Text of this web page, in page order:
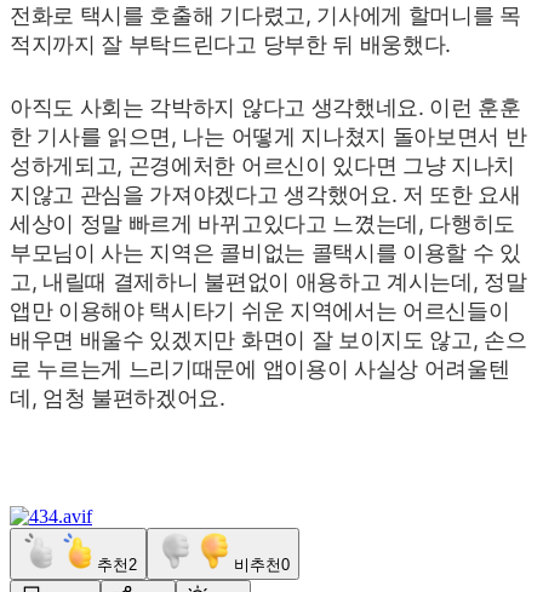
전화로 택시를 호출해 기다렸고, 기사에게 할머니를 목
적지까지 잘 부탁드린다고 당부한 뒤 배웅했다.
아직도 사회는 각박하지 않다고 생각했네요. 이런 훈훈
한 기사를 읽으면, 나는 어떻게 지나쳤지 돌아보면서 반
성하게되고, 곤경에처한 어르신이 있다면 그냥 지나치
지않고 관심을 가져야겠다고 생각했어요. 저 또한 요새
세상이 정말 빠르게 바뀌고있다고 느꼈는데, 다행히도
부모님이 사는 지역은 콜비없는 콜택시를 이용할 수 있
고, 내릴때 결제하니 불편없이 애용하고 계시는데, 정말
앱만 이용해야 택시타기 쉬운 지역에서는 어르신들이
배우면 배울수 있겠지만 화면이 잘 보이지도 않고, 손으
로 누르는게 느리기때문에 앱이용이 사실상 어려울텐
데, 엄청 불편하겠어요.
추천 2 비추천0